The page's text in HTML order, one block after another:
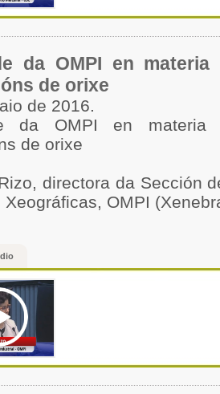
da OMPI en
de orixe
de 2016.
da OMPI en
de orixe
directora da Sección
OMPI